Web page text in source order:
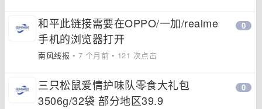
和平此链接需要在OPPO/一加/realme
手机的浏览器打开
南风线报 • 7 个月前 • 121 次点击
0
三只松鼠爱情护味队零食大礼包
3506g/32袋 部分地区39.9
0